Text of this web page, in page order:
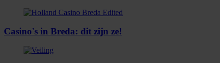
Casino's in Breda: dit zijn ze!